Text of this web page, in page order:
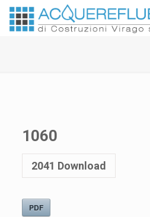
1060
2041 Download
PDF